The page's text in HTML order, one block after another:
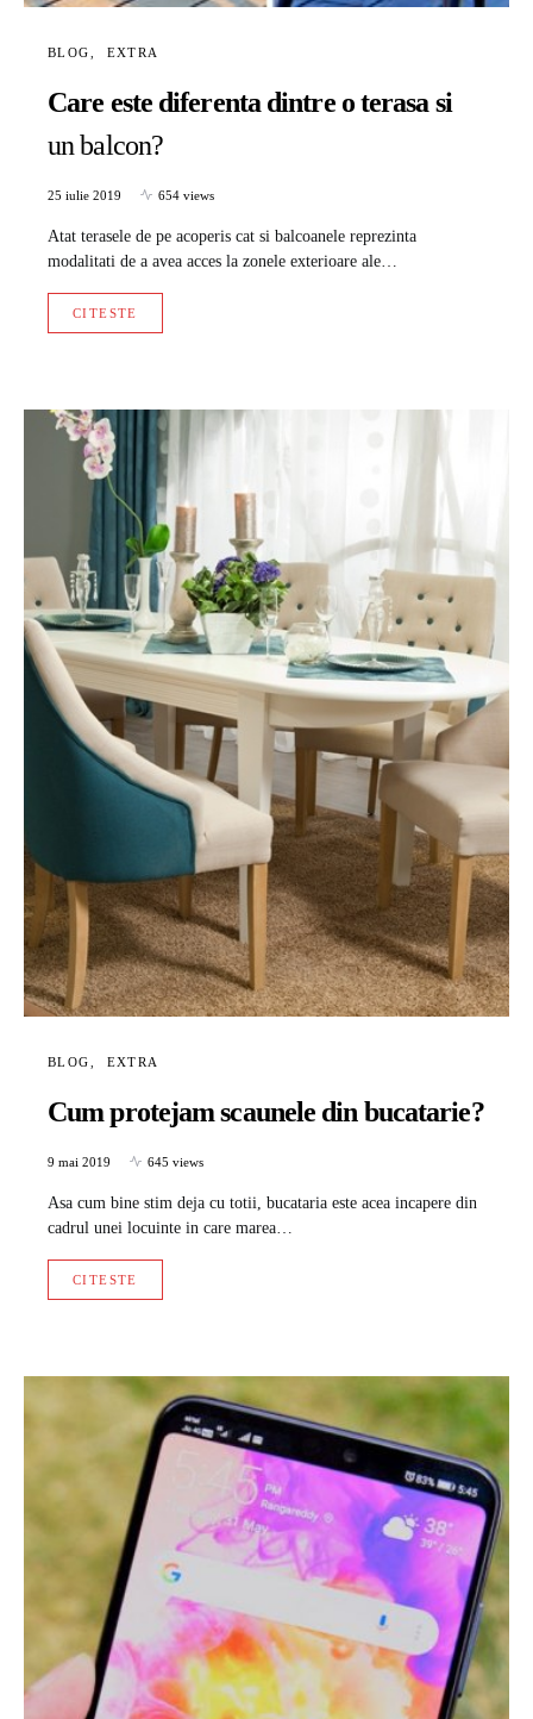
BLOG EXTRA
Care este diferenta dintre o terasa si
un balcon?
25 iulie 2019 654 views
Atat terasele de pe acoperis cat si balcoanele reprezinta
modalitati de a avea acces la zonele exterioare ale…
CITESTE
BLOG EXTRA
Cum protejam scaunele din bucatarie?
9 mai 2019 645 views
Asa cum bine stim deja cu totii, bucataria este acea incapere din
cadrul unei locuinte in care marea…
CITESTE